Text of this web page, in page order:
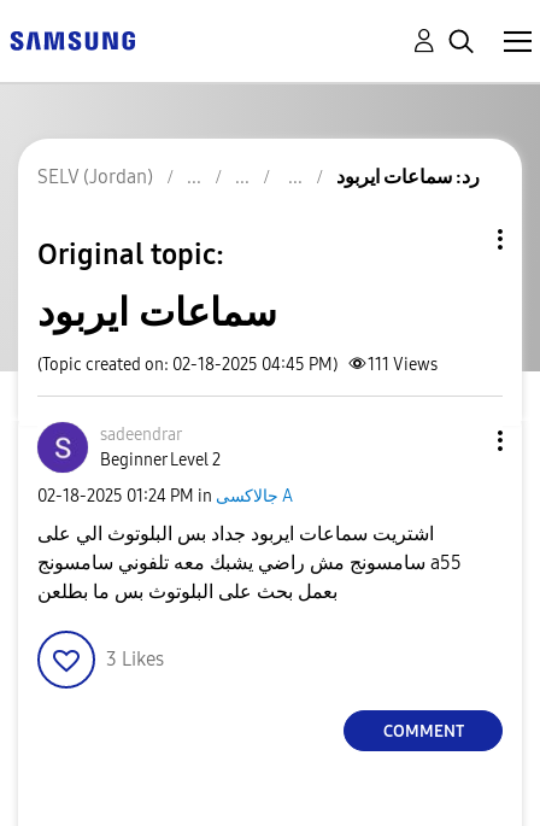
SELV (Jordan) رد: سماعات ايربود
Original topic:
سماعات ايربود
(Topic created on: 02-18-2025 04:45 PM) 111 Views
sadeendrar
Beginner Level 2
‎02-18-2025 01:24 PM in جالاكسى A
اشتريت سماعات ايربود جداد بس البلوتوث الي على
سامسونج مش راضي يشبك معه تلفوني سامسونج a55
بعمل بحث على البلوتوث بس ما بطلعن
3 Likes
COMMENT